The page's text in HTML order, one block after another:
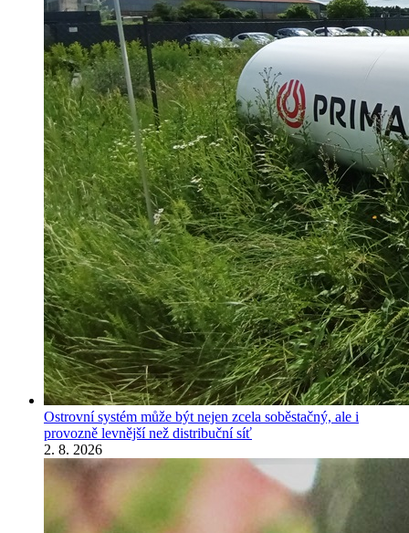
Ostrovní systém může být nejen zcela soběstačný, ale i
provozně levnější než distribuční síť
2. 8. 2026